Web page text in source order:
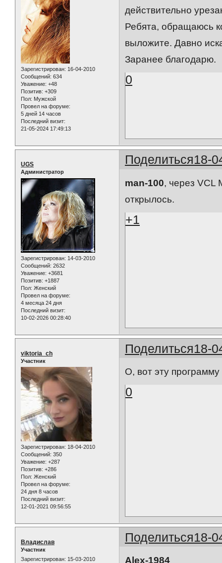
Зарегистрирован: 16-04-2010
Сообщений: 634
Уважение: +48
Позитив: +309
Пол: Мужской
Провел на форуме:
5 дней 14 часов
Последний визит:
21-05-2024 17:49:13
действительно
Ребята, обращаюсь
выложите. Давно
Заранее благодарю.
0
Поделиться18-
UGS
Администратор
Зарегистрирован: 14-03-2010
Сообщений: 2632
Уважение: +3681
Позитив: +1887
Пол: Женский
Провел на форуме:
4 месяца 24 дня
Последний визит:
10-02-2026 00:28:40
man-100, через VCL
открылось.
+1
Поделиться18-
viktoria_ch
Участник
Зарегистрирован: 18-04-2010
Сообщений: 350
Уважение: +287
Позитив: +286
Пол: Женский
Провел на форуме:
24 дня 8 часов
Последний визит:
12-01-2021 09:56:55
О, вот эту программу
0
Поделиться18-
Владислав
Участник
Зарегистрирован: 15-03-2010 Alex-1984